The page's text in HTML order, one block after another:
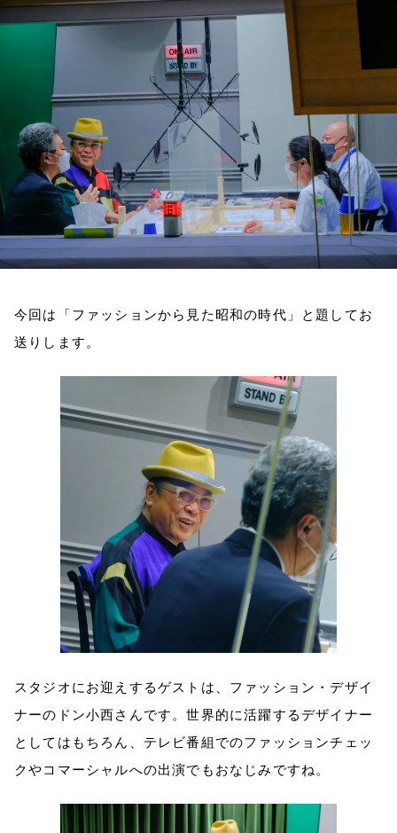
お知らせ
イベント・グッズ
YouTube
会社情報
今回は「ファッションから見た昭和の時代」と題してお
送りします。
スタジオにお迎えするゲストは、ファッション・デザイ
ナーのドン小西さんです。世界的に活躍するデザイナー
としてはもちろん、テレビ番組でのファッションチェッ
クやコマーシャルへの出演でもおなじみですね。